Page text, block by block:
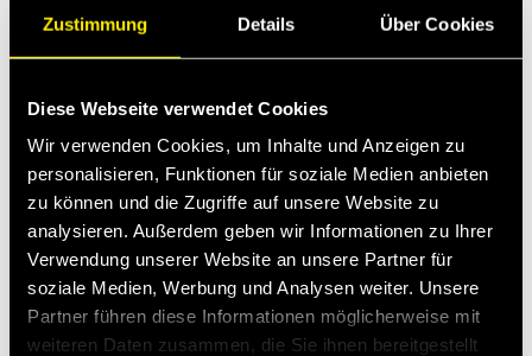
Zustimmung Details Über Cookies
Diese Webseite verwendet Cookies
Wir verwenden Cookies, um Inhalte und Anzeigen zu
personalisieren, Funktionen für soziale Medien anbieten
zu können und die Zugriffe auf unsere Website zu
analysieren. Außerdem geben wir Informationen zu Ihrer
Verwendung unserer Website an unsere Partner für
soziale Medien, Werbung und Analysen weiter. Unsere
Partner führen diese Informationen möglicherweise mit
weiteren Daten zusammen, die Sie ihnen bereitgestellt